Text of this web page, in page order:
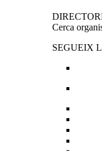
Cerca
SEGUEIX